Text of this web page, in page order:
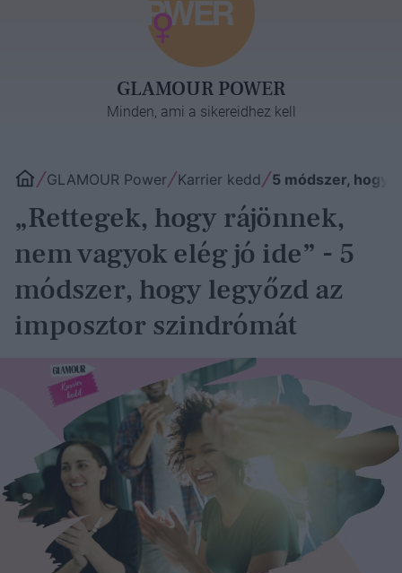
GLAMOUR POWER
Minden, ami a sikereidhez kell
GLAMOUR Power Karrier kedd 5 módszer, hogy
„Rettegek, hogy rájönnek,
nem vagyok elég jó ide” - 5
módszer, hogy legyőzd az
imposztor szindrómát